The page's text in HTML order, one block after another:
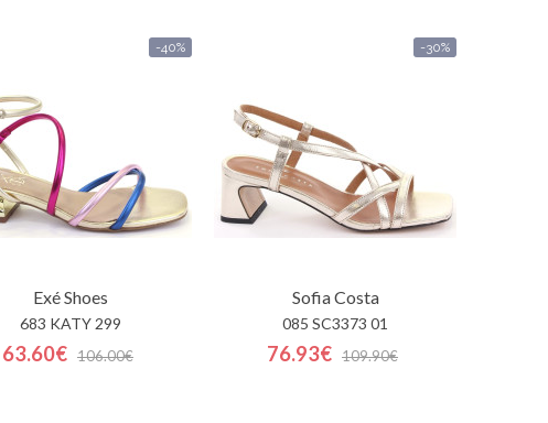
-40%
Exé Shoes
683 KATY 299
63.60€ 106.00€
-30%
Sofia Costa
085 SC3373 01
76.93€ 109.90€